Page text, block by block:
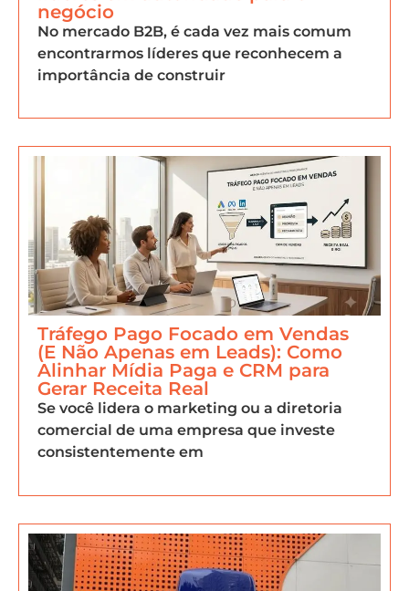
negócio
No mercado B2B, é cada vez mais comum
encontrarmos líderes que reconhecem a
importância de construir
Tráfego Pago Focado em Vendas
(E Não Apenas em Leads): Como
Alinhar Mídia Paga e CRM para
Gerar Receita Real
Se você lidera o marketing ou a diretoria
comercial de uma empresa que investe
consistentemente em